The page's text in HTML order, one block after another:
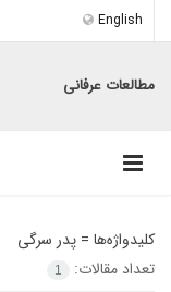
English
مطالعات عرفانی
کلیدواژه‌ها = پدر سرگی
تعداد مقالات:
1